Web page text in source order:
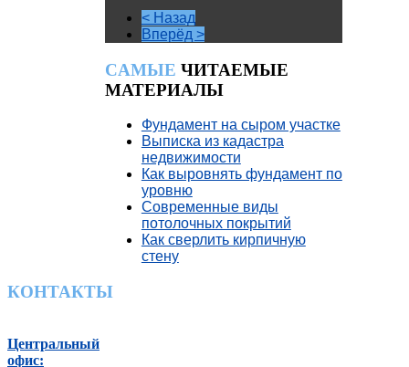
< Назад
Вперёд >
CАМЫЕ ЧИТАЕМЫЕ
МАТЕРИАЛЫ
Фундамент на сыром участке
Выписка из кадастра
недвижимости
Как выровнять фундамент по
уровню
Современные виды
потолочных покрытий
Как сверлить кирпичную
стену
КОНТАКТЫ
Центральный
офис: